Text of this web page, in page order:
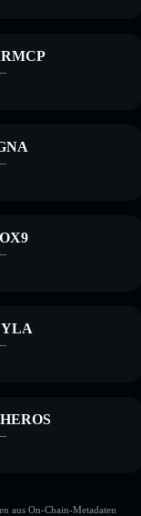
aus On-Chain-Metadaten